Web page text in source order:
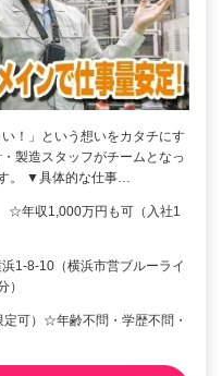
！」という想いをカタチにす
製造スタッフがチームとなっ
。 ▼具体的な仕事…
☆年収1,000万円も可（入社1
1-8-10（横浜市営ブルーライ
）
可）☆年齢不問・学歴不問・